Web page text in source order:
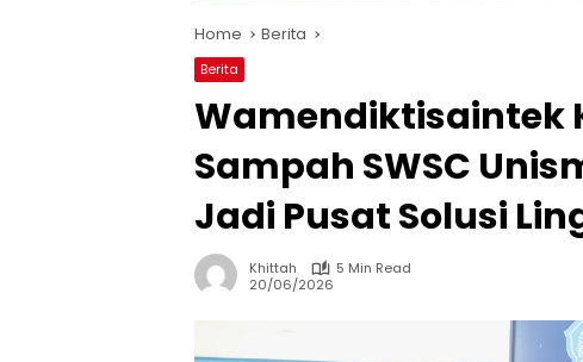
Home Berita
Berita
Wamendiktisaintek
Sampah SWSC
Jadi Pusat Solusi
Khittah
5 Min Read
20/06/2026